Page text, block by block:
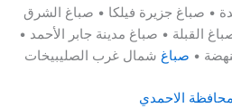
• صباغ جزيرة فيلكا • صباغ الشرق
القبلة • صباغ مدينة جابر الأحمد •
• صباغ
الاحمدي